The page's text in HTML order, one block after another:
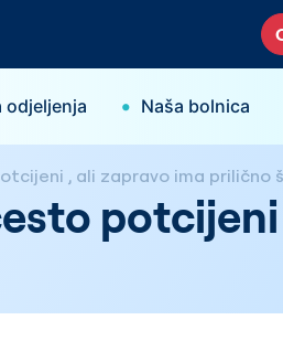
odjeljenja • Naša bolnica
, ali zapravo ima prilično